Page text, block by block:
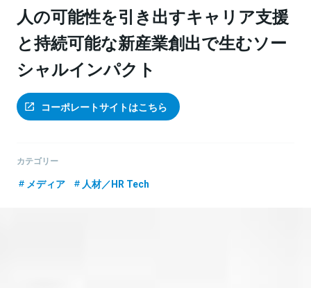
人の可能性を引き出すキャリア支援
と持続可能な新産業創出で生むソー
シャルインパクト
コーポレートサイトはこちら
カテゴリー
メディア 人材／HR Tech